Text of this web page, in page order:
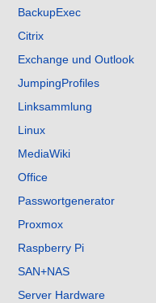
BackupExec
Citrix
Exchange und Outlook
JumpingProfiles
Linksammlung
Linux
MediaWiki
Office
Passwortgenerator
Proxmox
Raspberry Pi
SAN+NAS
Server Hardware